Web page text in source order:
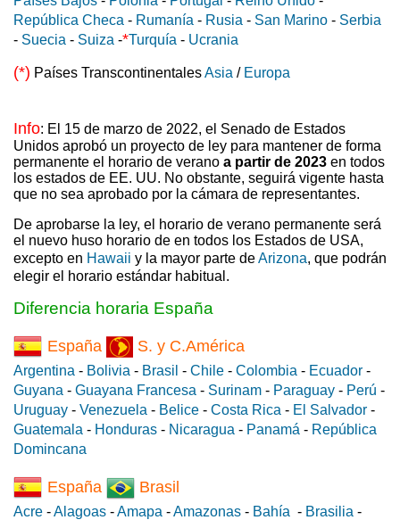
República Checa - Rumanía - Rusia - San Marino - Serbia
- Suecia - Suiza -*Turquía - Ucrania
(*) Países TranscontinentalesAsia / Europa
Info: El 15 de marzo de 2022, el Senado de Estados
Unidos aprobó un proyecto de ley para mantener de forma
permanente el horario de verano a partir de 2023 en todos
los estados de EE. UU. No obstante, seguirá vigente hasta
que no sea aprobado por la cámara de representantes.
De aprobarse la ley, el horario de verano permanente será
el nuevo huso horario de en todos los Estados de USA,
excepto en Hawaii y la mayor parte deArizona, que podrán
elegir el horario estándar habitual.
Diferencia horaria España
España S. y C.América
Argentina - Bolivia - Brasil - Chile - Colombia - Ecuador -
Guyana - Guayana Francesa - Surinam - Paraguay - Perú -
Uruguay - Venezuela - Belice - Costa Rica - El Salvador -
Guatemala - Honduras - Nicaragua - Panamá - República
Domincana
España Brasil
Acre -Alagoas -Amapa -Amazonas - Bahía - Brasilia -